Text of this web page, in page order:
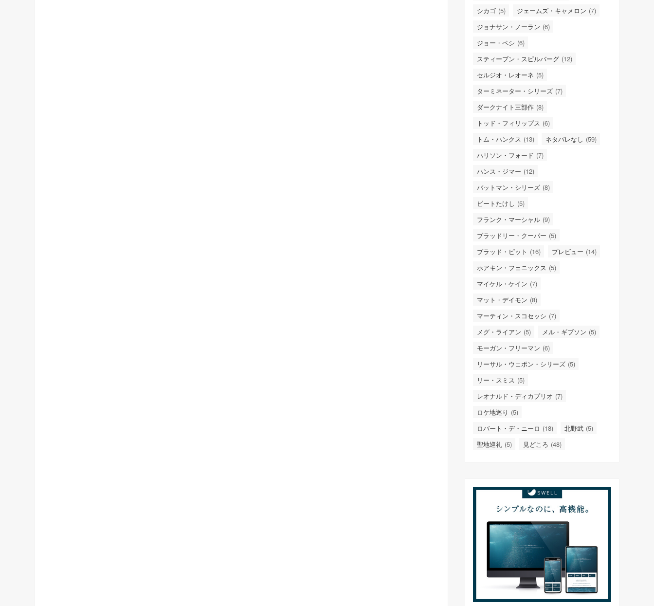
シカゴ (5) ジェームズ・キャメロン (7)
ジョナサン・ノーラン (6)
ジョー・ペシ (6)
スティーブン・スピルバーグ (12)
セルジオ・レオーネ (5)
ターミネーター・シリーズ (7)
ダークナイト三部作 (8)
トッド・フィリップス (6)
トム・ハンクス (13) ネタバレなし (59)
ハリソン・フォード (7)
ハンス・ジマー (12)
バットマン・シリーズ (8)
ビートたけし (5)
フランク・マーシャル (9)
ブラッドリー・クーパー (5)
ブラッド・ピット (16) プレビュー (14)
ホアキン・フェニックス (5)
マイケル・ケイン (7)
マット・デイモン (8)
マーティン・スコセッシ (7)
メグ・ライアン (5) メル・ギブソン (5)
モーガン・フリーマン (6)
リーサル・ウェポン・シリーズ (5)
リー・スミス (5)
レオナルド・ディカプリオ (7)
ロケ地巡り (5)
ロバート・デ・ニーロ (18) 北野武 (5)
聖地巡礼 (5) 見どころ (48)